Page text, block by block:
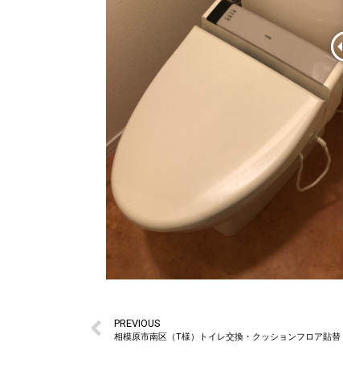
PREVIOUS
相模原市南区（T様）トイレ交換・クッションフロア貼替